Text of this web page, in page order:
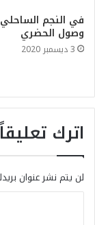
في النجم
وصول الحضري
3 ديسمبر 2020
اترك تعليقاً
لن يتم نشر عنوان